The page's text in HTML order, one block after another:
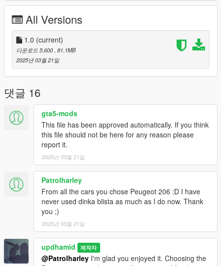
All Versions
1.0 (current)
다운로드 5,600 , 81.1MB
2025년 03월 21일
댓글 16
gta5-mods
This file has been approved automatically. If you think
this file should not be here for any reason please
report it.
2025년 03월 21일
Patrolharley
From all the cars you chose Peugeot 206 :D I have
never used dinka blista as much as I do now. Thank
you ;)
2025년 03월 21일
updhamid 제작자
@Patrolharley I'm glad you enjoyed it. Choosing the